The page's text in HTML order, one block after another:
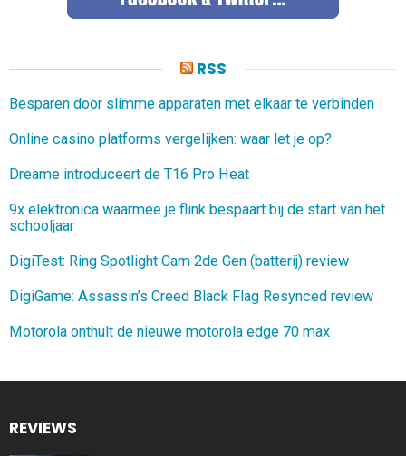
RSS
Besparen door slimme apparaten met elkaar te verbinden
Online casino platforms vergelijken: waar let je op?
Dreame introduceert de T16 Pro Heat
9x elektronica waarmee je flink bespaart bij de start van het
schooljaar
DigiTest: Ring Spotlight Cam 2de Gen (batterij) review
DigiGame: Assassin’s Creed Black Flag Resynced review
Motorola onthult de nieuwe motorola edge 70 max
REVIEWS